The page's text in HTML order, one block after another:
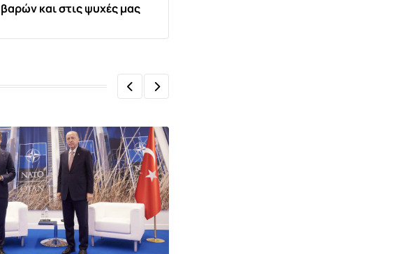
βαρών και στις ψυχές μας